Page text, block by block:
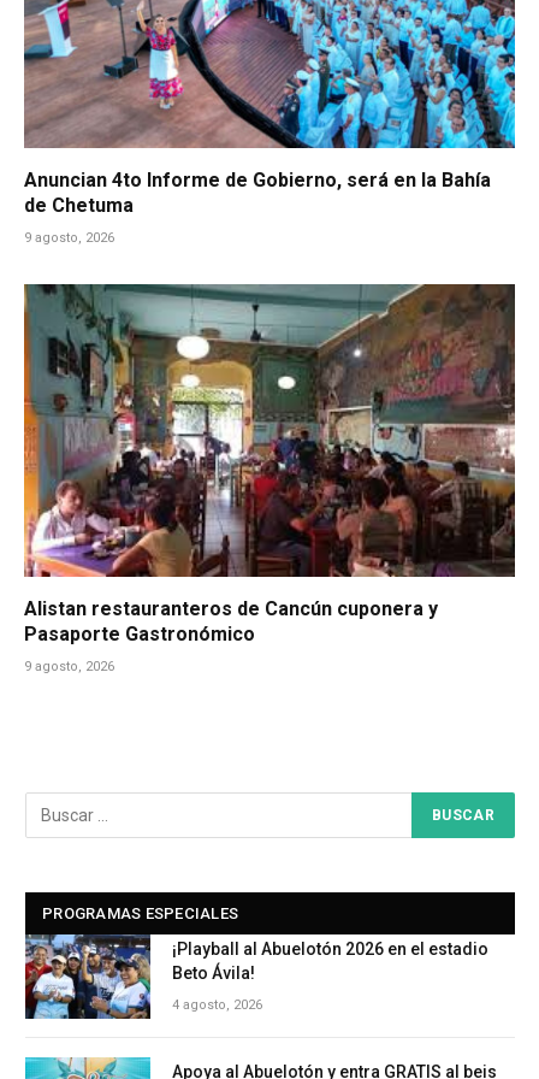
Anuncian 4to Informe de Gobierno, será en la Bahía
de Chetuma
9 agosto, 2026
Alistan restauranteros de Cancún cuponera y
Pasaporte Gastronómico
9 agosto, 2026
PROGRAMAS ESPECIALES
¡Playball al Abuelotón 2026 en el estadio
Beto Ávila!
4 agosto, 2026
Apoya al Abuelotón y entra GRATIS al beis